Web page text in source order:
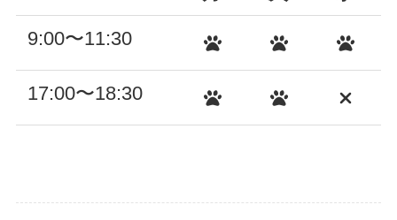
9:00〜11:30
17:00〜18:30